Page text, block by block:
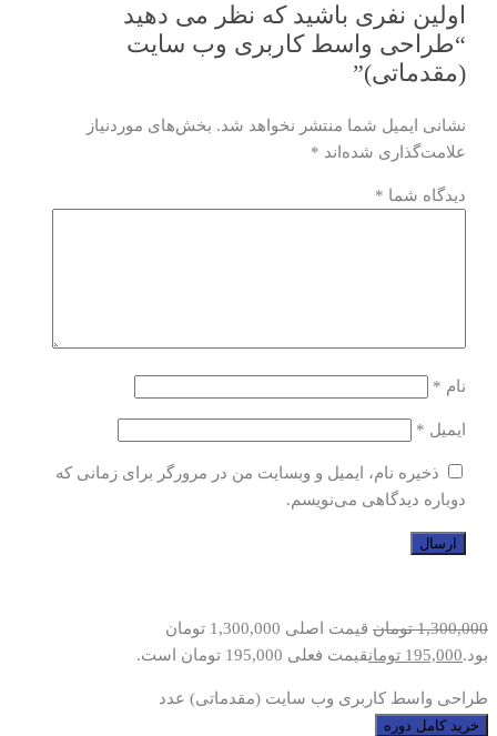
اولین نفری باشید که نظر می دهید
“طراحی واسط کاربری وب سایت
(مقدماتی)”
نشانی ایمیل شما منتشر نخواهد شد. بخش‌های موردنیاز
علامت‌گذاری شده‌اند *
دیدگاه شما *
نام *
ایمیل *
ذخیره نام، ایمیل و وبسایت من در مرورگر برای زمانی که
دوباره دیدگاهی می‌نویسم.
1,300,000 تومان
قیمت اصلی 1,300,000 تومان
بود.195,000 تومانقیمت فعلی 195,000 تومان است.
طراحی واسط کاربری وب سایت (مقدماتی) عدد
خرید کامل دوره